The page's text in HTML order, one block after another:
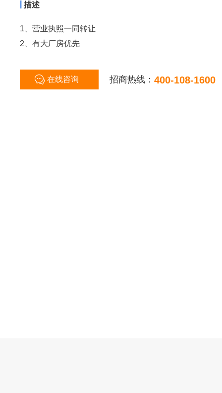
描述
​1、营业执照一同转让
2、有大厂房优先
在线咨询 招商热线： 400-108-1600